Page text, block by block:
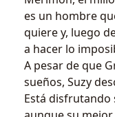
es un hombre
quiere y, luego
a hacer lo
A pesar de que
sueños, Suzy
Está disfrutando